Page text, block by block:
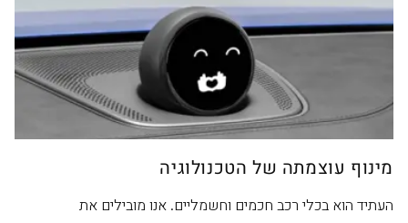
מינוף עוצמתה של הטכנולוגיה
העתיד הוא בכלי רכב חכמים וחשמליים. אנו מובילים את